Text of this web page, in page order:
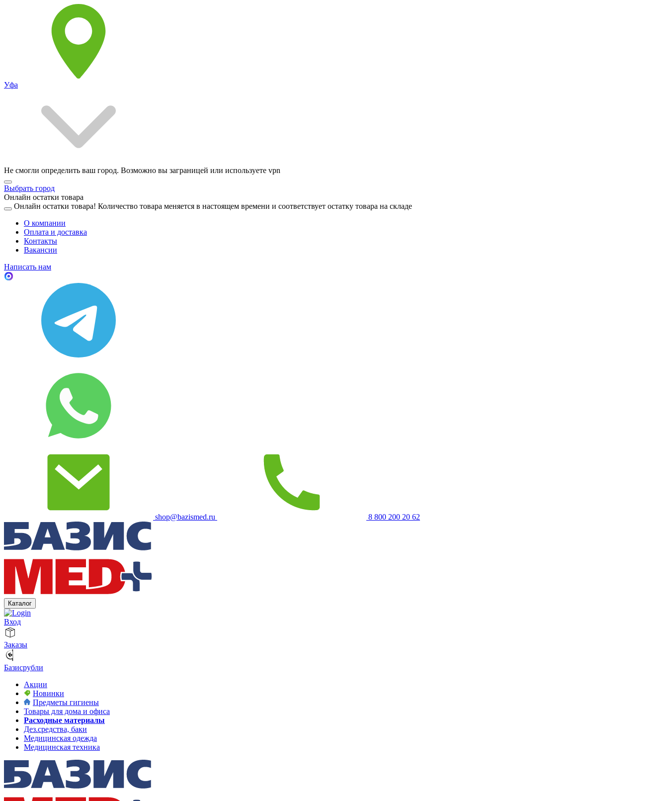
Уфа
Не смогли определить ваш город. Возможно вы заграницей или используете vpn
Выбрать город
Онлайн остатки товара
Онлайн остатки товара! Количество товара меняется в настоящем времени и соответствует остатку товара на складе
О компании
Оплата и доставка
Контакты
Вакансии
Написать нам
shop@bazismed.ru 8 800 200 20 62
Каталог
Вход
Заказы
Базисрубли
Акции
Новинки
Предметы гигиены
Товары для дома и офиса
Расходные материалы
Дез.средства, баки
Медицинская одежда
Медицинская техника